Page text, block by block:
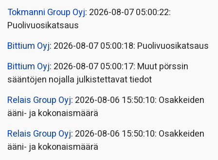
Tokmanni Group Oyj: 2026-08-07 05:00:22:
Puolivuosikatsaus
Bittium Oyj: 2026-08-07 05:00:18: Puolivuosikatsaus
Bittium Oyj: 2026-08-07 05:00:17: Muut pörssin
sääntöjen nojalla julkistettavat tiedot
Relais Group Oyj: 2026-08-06 15:50:10: Osakkeiden
ääni- ja kokonaismäärä
Relais Group Oyj: 2026-08-06 15:50:10: Osakkeiden
ääni- ja kokonaismäärä